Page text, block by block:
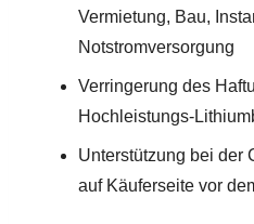
Vermietung, Bau,
Notstromversorgung
Verringerung des
Hochleistungs-
Unterstützung bei der
auf Käuferseite vor